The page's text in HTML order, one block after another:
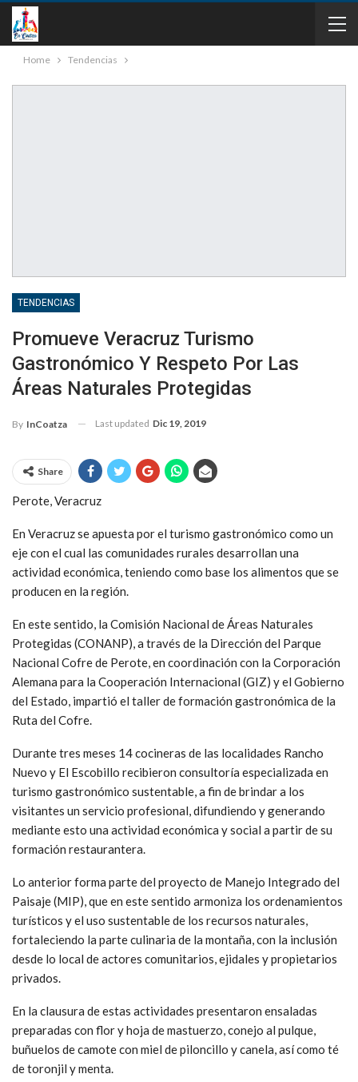
Home Tendencias
TENDENCIAS
Promueve Veracruz Turismo
Gastronómico Y Respeto Por Las
Áreas Naturales Protegidas
By InCoatza Last updated Dic 19, 2019
Share
Perote, Veracruz
En Veracruz se apuesta por el turismo gastronómico como un
eje con el cual las comunidades rurales desarrollan una
actividad económica, teniendo como base los alimentos que se
producen en la región.
En este sentido, la Comisión Nacional de Áreas Naturales
Protegidas (CONANP), a través de la Dirección del Parque
Nacional Cofre de Perote, en coordinación con la Corporación
Alemana para la Cooperación Internacional (GIZ) y el Gobierno
del Estado, impartió el taller de formación gastronómica de la
Ruta del Cofre.
Durante tres meses 14 cocineras de las localidades Rancho
Nuevo y El Escobillo recibieron consultoría especializada en
turismo gastronómico sustentable, a fin de brindar a los
visitantes un servicio profesional, difundiendo y generando
mediante esto una actividad económica y social a partir de su
formación restaurantera.
Lo anterior forma parte del proyecto de Manejo Integrado del
Paisaje (MIP), que en este sentido armoniza los ordenamientos
turísticos y el uso sustentable de los recursos naturales,
fortaleciendo la parte culinaria de la montaña, con la inclusión
desde lo local de actores comunitarios, ejidales y propietarios
privados.
En la clausura de estas actividades presentaron ensaladas
preparadas con flor y hoja de mastuerzo, conejo al pulque,
buñuelos de camote con miel de piloncillo y canela, así como té
de toronjil y menta.